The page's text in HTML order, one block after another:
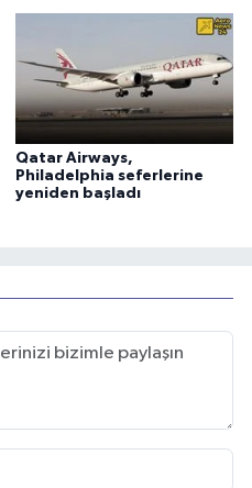
Qatar Airways,
Philadelphia seferlerine
yeniden başladı